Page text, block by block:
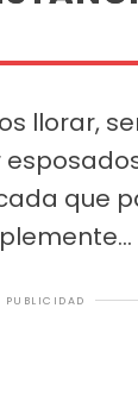
llorar,
que
PUBLICIDAD